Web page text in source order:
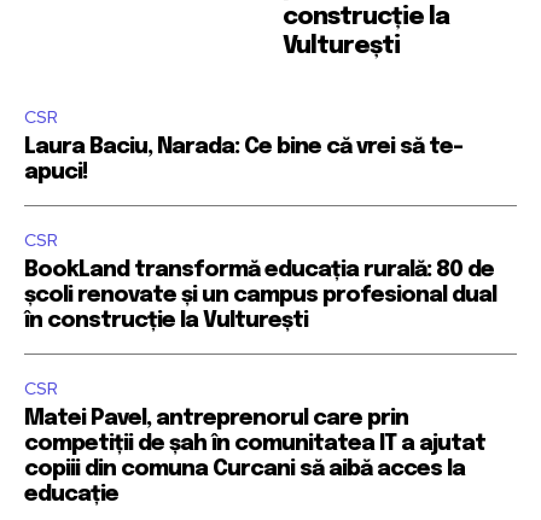
construcție la
Vulturești
CSR
Laura Baciu, Narada: Ce bine că vrei să te-
apuci!
CSR
BookLand transformă educația rurală: 80 de
școli renovate și un campus profesional dual
în construcție la Vulturești
CSR
Matei Pavel, antreprenorul care prin
competiții de șah în comunitatea IT a ajutat
copiii din comuna Curcani să aibă acces la
educație